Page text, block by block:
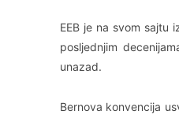
EEB je na svom sajtu
posljednjim
unazad.
Bernova konvencija